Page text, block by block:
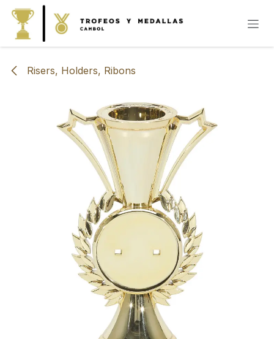
IR AL CONTENIDO
Risers, Holders, Ribons